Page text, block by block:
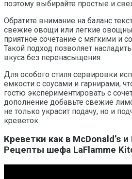
поэтому выбирайте простые и
Обратите внимание на баланс
свежие овощи или легкие
приятное сочетание с мягкими и
Такой подход позволяет
вкуса без перенасыщения.
Для особого стиля сервировки
емкости с соусами и гарнирами,
гостю экспериментировать с
дополнение добавьте свежие
не только украсит подачу, но и
креветок.
Креветки как в McDonald’s
Рецепты шефа LaFlamme